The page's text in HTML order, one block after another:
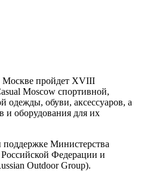
Москве пройдет XVIII
Moscow спортивной,
одежды, обуви, аксессуаров, а
и оборудования для их
Министерства
Федерации и
Outdoor Group).